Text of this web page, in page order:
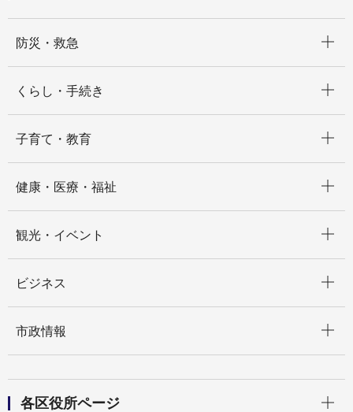
防災・救急
くらし・手続き
子育て・教育
健康・医療・福祉
観光・イベント
ビジネス
市政情報
各区役所ページ